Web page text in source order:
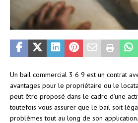
Un bail commercial 3 6 9 est un contrat
avantages pour le propriétaire ou le
peut être proposé dans le cadre d’une
toutefois vous assurer que le bail soit
problèmes tout au long de son application.